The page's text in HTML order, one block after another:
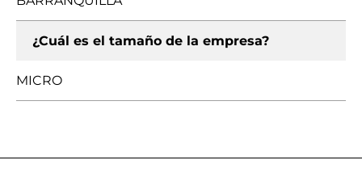
¿Cuál es el tamaño de la empresa?
MICRO